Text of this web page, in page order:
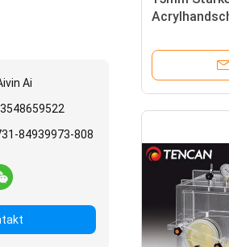
Ai
84939973-808
CER/Iso-